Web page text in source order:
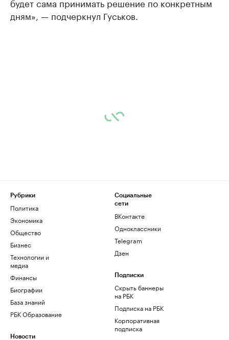
дням», — подчеркнул Гуськов.
Рубрики
Политика
Экономика
Общество
Бизнес
Технологии и
медиа
Финансы
Биографии
База знаний
РБК Образование
Новости
Социальные
сети
ВКонтакте
Одноклассники
Telegram
Дзен
Подписки
Скрыть баннеры
на РБК
Подписка на РБК
Корпоративная
подписка